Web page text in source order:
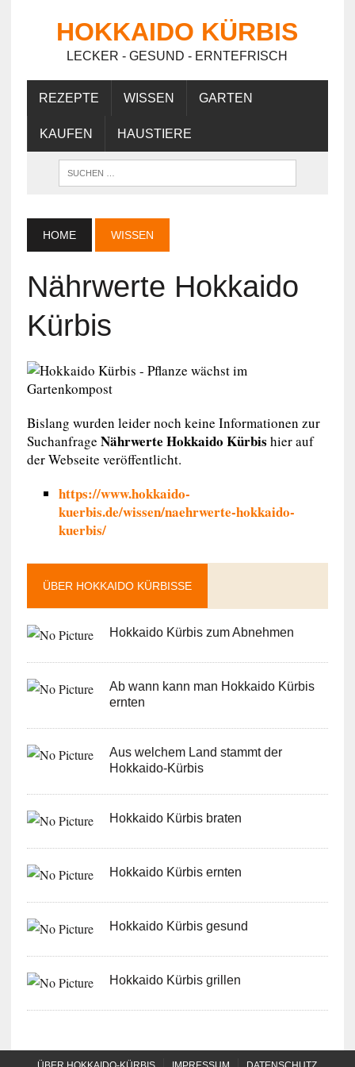
HOKKAIDO KÜRBIS
LECKER - GESUND - ERNTEFRISCH
REZEPTE WISSEN GARTEN
KAUFEN HAUSTIERE
HOME WISSEN
Nährwerte Hokkaido
Kürbis
Bislang wurden leider noch keine Informationen zur
Suchanfrage Nährwerte Hokkaido Kürbis hier auf
der Webseite veröffentlicht.
https://www.hokkaido-
kuerbis.de/wissen/naehrwerte-hokkaido-
kuerbis/
ÜBER HOKKAIDO KÜRBISSE
Hokkaido Kürbis zum Abnehmen
Ab wann kann man Hokkaido Kürbis
ernten
Aus welchem Land stammt der
Hokkaido-Kürbis
Hokkaido Kürbis braten
Hokkaido Kürbis ernten
Hokkaido Kürbis gesund
Hokkaido Kürbis grillen